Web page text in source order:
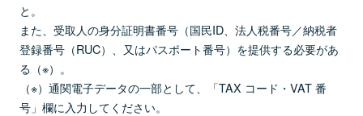
と。
また、受取人の身分証明書番号（国民ID、法人税番号／納税者
登録番号（RUC）、又はパスポート番号）を提供する必要があ
る（※）。
（※）通関電子データの一部として、「TAX コード・VAT 番
号」欄に入力してください。